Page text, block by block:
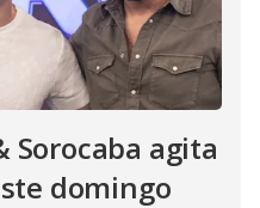
Sorocaba agita
domingo